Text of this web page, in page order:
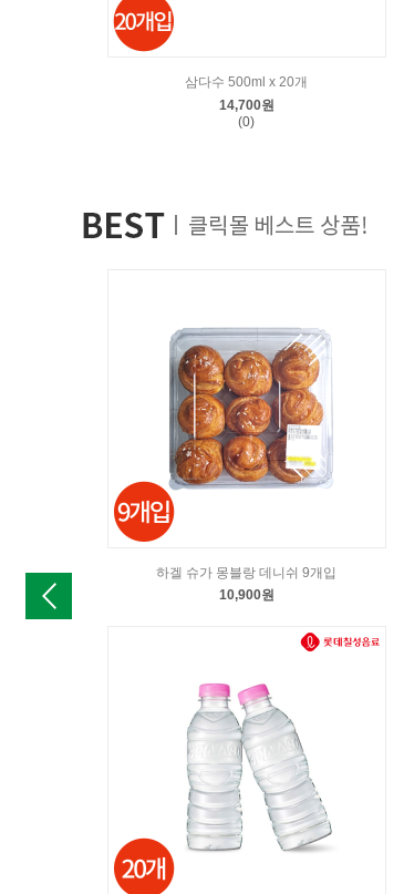
삼다수 500ml x 20개
14,700원
(0)
하겔 슈가 몽블랑 데니쉬 9개입
10,900원